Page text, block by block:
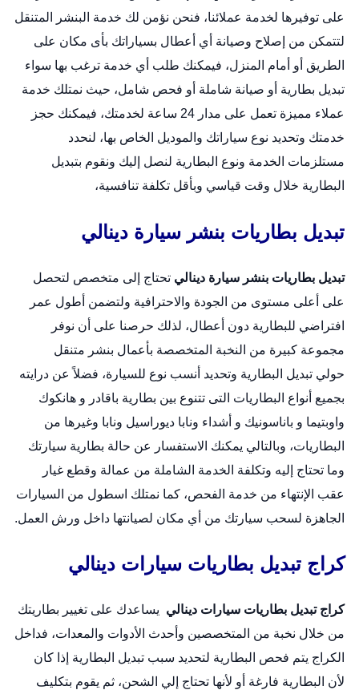
على توفيرها لخدمة عملائنا، فنحن نؤمن لك خدمة البنشر المتنقل
لتتمكن من إصلاح وصيانة أي أعطال بسياراتك بأى مكان على
الطريق أو أمام المنزل، فيمكنك طلب أي خدمة ترغب بها سواء
تبديل بطارية أو صيانة شاملة أو فحص شامل، حيث نمتلك خدمة
عملاء مميزة تعمل على مدار 24 ساعة لخدمتك، فيمكنك حجز
خدمتك وتحديد نوع سياراتك والموديل الخاص بها، لنحدد
مستلزمات الخدمة ونوع البطارية لنصل إليك ونقوم بتبديل
البطارية خلال وقت قياسي وبأقل تكلفة تنافسية،
تبديل بطاريات بنشر سيارة دينالي
تبديل بطاريات بنشر سيارة دينالي تحتاج إلى متخصص لتحصل
على أعلى مستوى من الجودة والاحترافية ولتضمن أطول عمر
افتراضي للبطارية دون أعطال، لذلك حرصنا على أن نوفر
مجموعة كبيرة من النخبة المتخصصة بأعمال بنشر متنقل
حولي تبديل البطارية وتحديد أنسب نوع للسيارة، فضلاً عن درايته
بجميع أنواع البطاريات التى تتنوع بين بطارية باقادر و هانكوك
واوبتيما و باناسونيك و أشداء ونابا ديوراسيل ونابا وغيرها من
البطاريات، وبالتالي يمكنك الاستفسار عن حالة بطارية سيارتك
وما تحتاج إليه وتكلفة الخدمة الشاملة من عمالة وقطع غيار
عقب الإنتهاء من خدمة الفحص، كما نمتلك اسطول من السيارات
الجاهزة لسحب سيارتك من أي مكان لصيانتها داخل ورش العمل.
كراج تبديل بطاريات سيارات دينالي
كراج تبديل بطاريات سيارات دينالي يساعدك على تغيير بطاريتك
من خلال نخبة من المتخصصين وأحدث الأدوات والمعدات، فداخل
الكراج يتم فحص البطارية لتحديد سبب تبديل البطارية إذا كان
لأن البطارية فارغة أو لأنها تحتاج إلي الشحن، ثم يقوم بتكليف